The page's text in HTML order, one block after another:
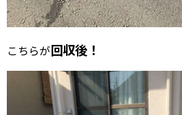
こちらが 回収後！